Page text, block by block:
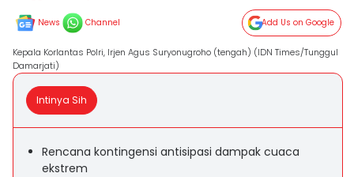
News Channel Add Us on Google
Kepala Korlantas Polri, Irjen Agus Suryonugroho (tengah) (IDN Times/Tunggul
Damarjati)
Intinya Sih
Rencana kontingensi antisipasi dampak cuaca
ekstrem